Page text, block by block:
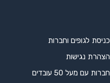
כניסת לגופים וחברות
הצהרת נגישות
חברות עם מעל 50 עובדים